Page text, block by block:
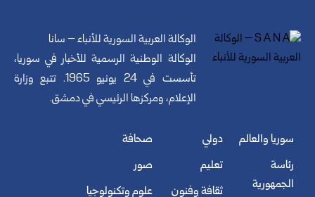
الوكالة العربية السورية للأنباء – سانا
الوكالة الوطنية الرسمية للأخبار في سوريا،
تأسست في 24 يونيو 1965. تتبع وزارة
الإعلام، ومركزها الرئيسي في دمشق.
سوريا والعالم
رئاسة
الجمهورية
دولي
تعليم
ثقافة وفنون
صحافة
صور
علوم وتكنولوجيا